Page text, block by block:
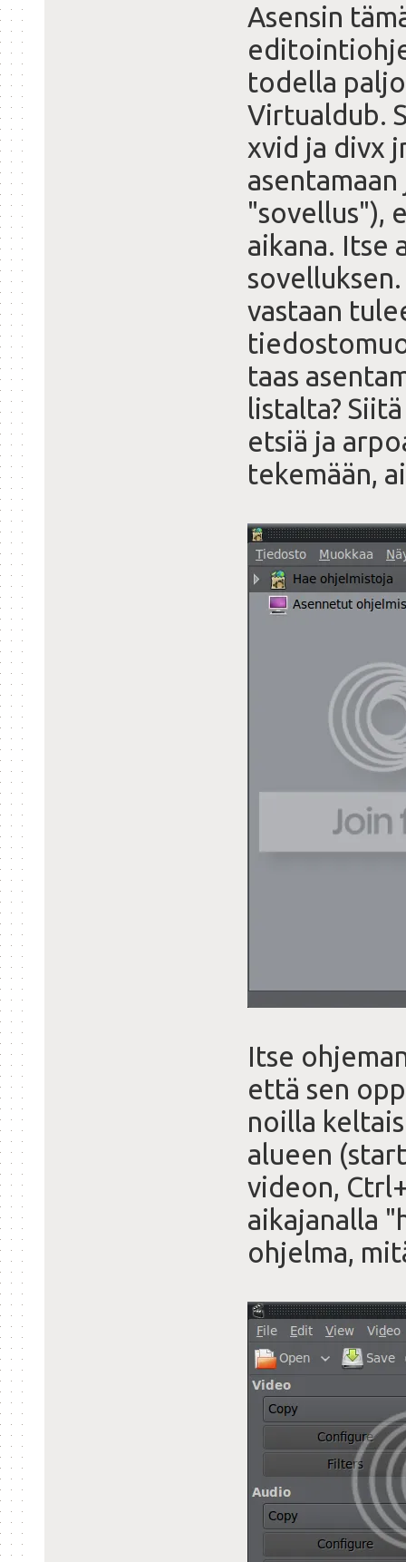
Asensin
todella
Virtualdub.
xvid ja divx
"sovellus"),
aikana. Itse
vastaan
taas
listalta?
etsiä ja
tekemään,
Itse
että sen
noilla
alueen
videon,
aikajanalla
ohjelma,